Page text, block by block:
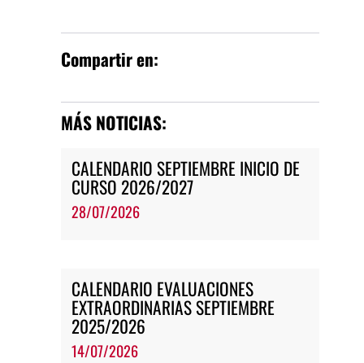
Compartir en:
MÁS NOTICIAS:
CALENDARIO SEPTIEMBRE INICIO DE
CURSO 2026/2027
28/07/2026
CALENDARIO EVALUACIONES
EXTRAORDINARIAS SEPTIEMBRE
2025/2026
14/07/2026